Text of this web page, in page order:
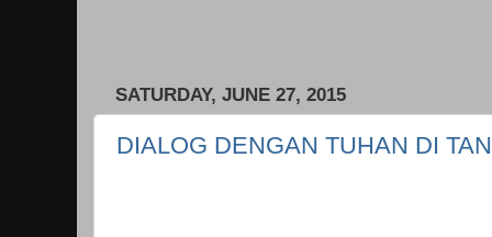
SATURDAY, JUNE 27, 2015
DIALOG DENGAN TUHAN DI